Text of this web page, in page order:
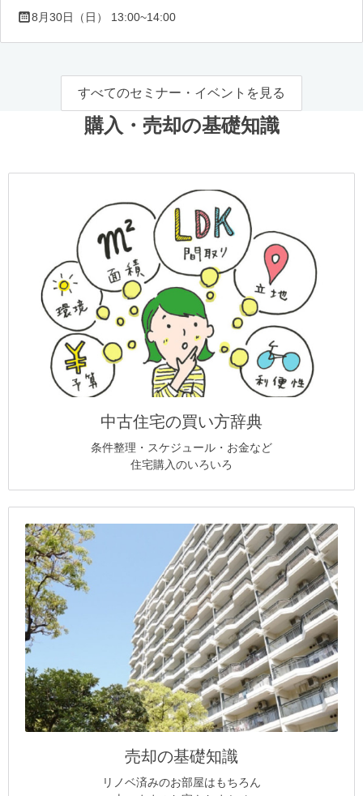
8月30日（日） 13:00~14:00
すべてのセミナー・イベントを見る
購入・売却の基礎知識
中古住宅の買い方辞典
条件整理・スケジュール・お金など
住宅購入のいろいろ
売却の基礎知識
リノベ済みのお部屋はもちろん